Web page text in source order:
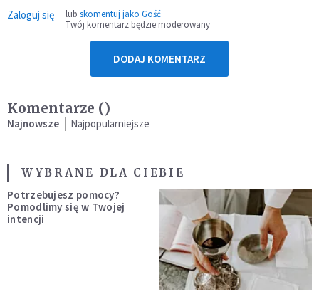
Zaloguj się lub skomentuj jako Gość
Twój komentarz będzie moderowany
DODAJ KOMENTARZ
Komentarze ()
Najnowsze Najpopularniejsze
WYBRANE DLA CIEBIE
Potrzebujesz pomocy?
Pomodlimy się w Twojej
intencji